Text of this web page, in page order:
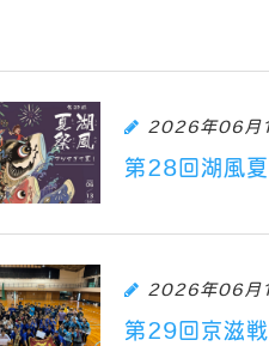
2026年06月
第28回湖風
2026年06月
第29回京滋